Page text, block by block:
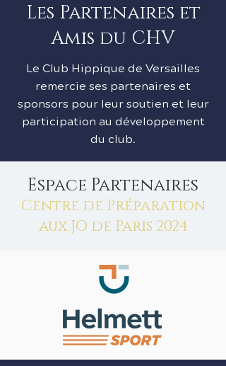
Les Partenaires et
Amis du CHV
Le Club Hippique de Versailles
remercie ses partenaires et
sponsors pour leur soutien et leur
participation au développement
du club.
Espace Partenaires
Centre de Préparation
aux JO de Paris 2024